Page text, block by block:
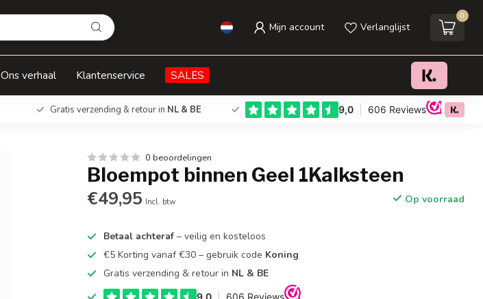
Mijn account Verlanglijst
0
Ons verhaal Klantenservice SALES
Gratis verzending & retour in NL & BE
Toevoegen aan winkelwagen
0 beoordelingen
Bloempot binnen Geel 1Kalksteen
€49,95 Incl. btw Op voorraad
Betaal achteraf – veilig en kosteloos
€5 Korting vanaf €30 – gebruik code Koning
Gratis verzending & retour in NL & BE